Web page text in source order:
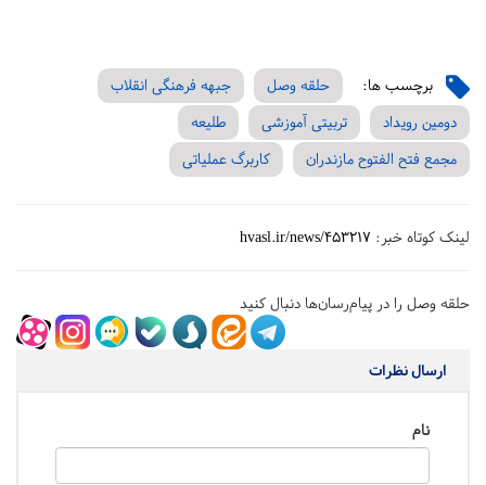
برچسب ها: حلقه وصل
جبهه فرهنگی انقلاب
دومین رویداد
تربیتی آموزشی
طلیعه
مجمع فتح الفتوح مازندران
کاربرگ عملیاتی
لینک کوتاه خبر: hvasl.ir/news/453217
حلقه وصل را در پیام‌رسان‌ها دنبال کنید
ارسال نظرات
نام